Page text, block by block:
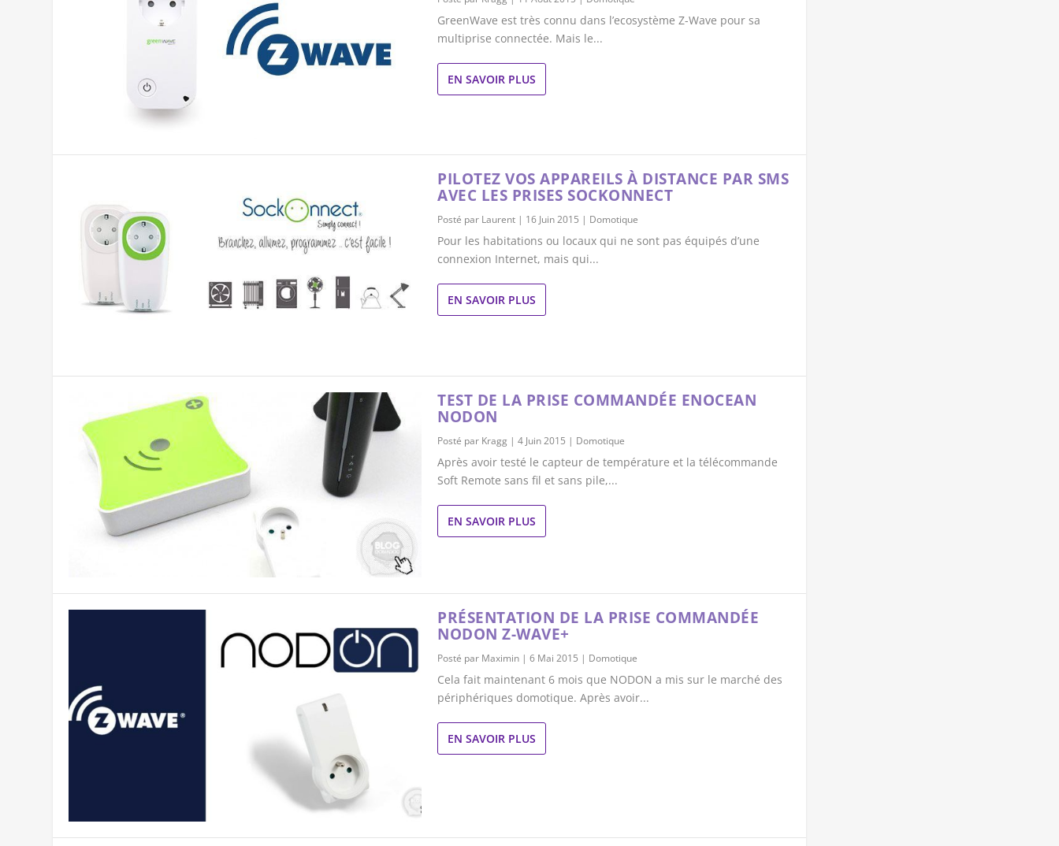
GreenWave est très connu dans l’ecosystème Z-Wave pour sa
multiprise connectée. Mais le...
EN SAVOIR PLUS
PILOTEZ VOS APPAREILS À DISTANCE PAR SMS
AVEC LES PRISES SOCKONNECT
Posté par Laurent | 16 Juin 2015 | Domotique
Pour les habitations ou locaux qui ne sont pas équipés d’une
connexion Internet, mais qui...
EN SAVOIR PLUS
TEST DE LA PRISE COMMANDÉE ENOCEAN
NODON
Posté par Kragg |4 Juin 2015 | Domotique
Après avoir testé le capteur de température et la télécommande
Soft Remote sans fil et sans pile,...
EN SAVOIR PLUS
PRÉSENTATION DE LA PRISE COMMANDÉE
NODON Z-WAVE+
Posté par Maximin |6 Mai 2015 | Domotique
Cela fait maintenant 6 mois que NODON a mis sur le marché des
périphériques domotique. Après avoir...
EN SAVOIR PLUS